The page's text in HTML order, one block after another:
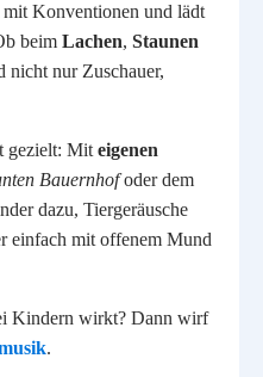
Konventionen und lädt
beim Lachen, Staunen
nicht nur Zuschauer,
gezielt: Mit eigenen
Bauernhofoder dem
dazu, Tiergeräusche
einfach mit offenem Mund
Kindern wirkt? Dann wirf
.